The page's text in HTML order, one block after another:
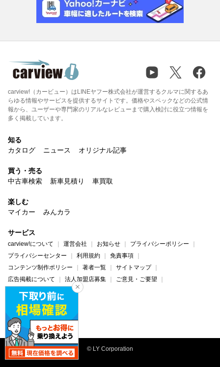
carview!（カービュー）はLINEヤフー株式会社が運営するクルマに関するあ
らゆる情報やサービスを提供するサイトです。価格やスペックなどの公式情
報から、ユーザーや専門家のリアルなレビューまで購入検討に役立つ情報を
多く掲載しています。
知る
カタログ
ニュース オリジナル記事
買う・売る
中古車検索
新車見積り 車買取
楽しむ
マイカー
みんカラ
サービス
carview!について 運営会社 お知らせ
プライバシーポリシー
プライバシーセンター
利用規約
免責事項
コンテンツ制作ポリシー
著者一覧
サイトマップ
広告掲載について
法人加盟店募集
ご意見・ご要望
ヘルプ・お問い合わせ
carview! Yahoo! JAPAN
© LY Corporation